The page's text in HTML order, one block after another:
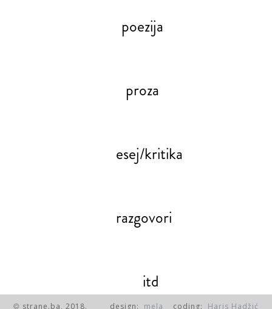
poezija
proza
esej/kritika
razgovori
itd
© strane.ba, 2018. design: mela coding: Haris Hadžić